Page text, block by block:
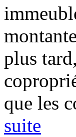
plus
que les
suite